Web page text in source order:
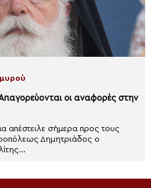
οι αναφορές στην
απέστειλε σήμερα προς τους
Δημητριάδος ο